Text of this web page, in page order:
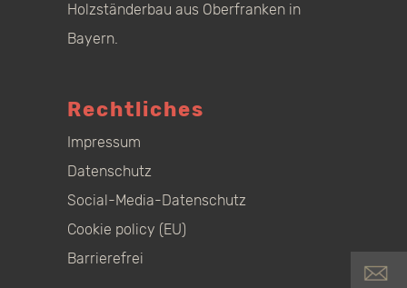
Holzständerbau aus Oberfranken in
Bayern.
Rechtliches
Impressum
Datenschutz
Social-Media-Datenschutz
Cookie policy (EU)
Barrierefrei